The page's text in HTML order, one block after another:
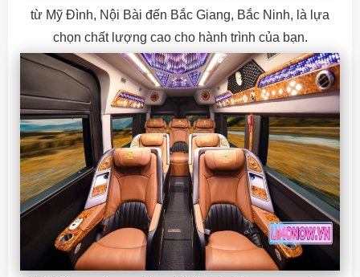
từ Mỹ Đình, Nội Bài đến Bắc Giang, Bắc Ninh, là lựa
chọn chất lượng cao cho hành trình của bạn.